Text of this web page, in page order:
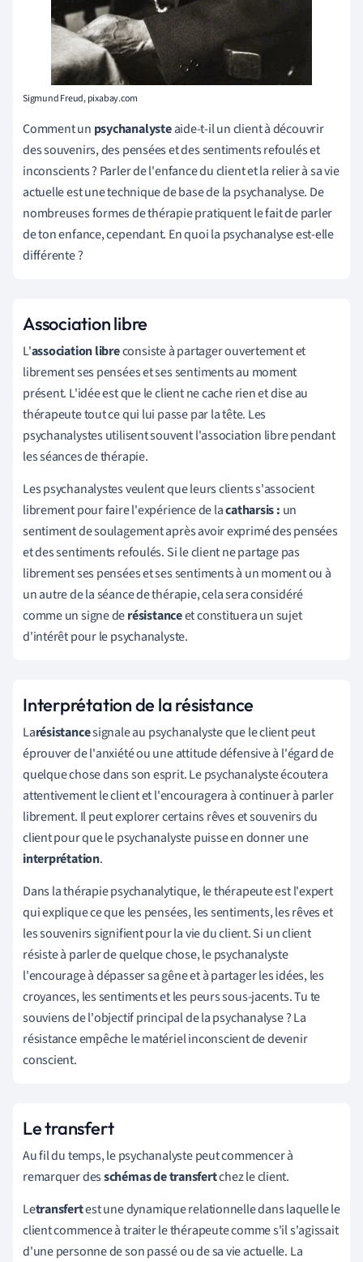
Sigmund Freud, pixabay.com
Comment un psychanalysteaide-t-il un client à découvrir
des souvenirs, des pensées et des sentiments refoulés et
inconscients ? Parler de l'enfance du client et la relier à sa vie
actuelle est une technique de base de la psychanalyse. De
nombreuses formes de thérapie pratiquent le fait de parler
de ton enfance, cependant. En quoi la psychanalyse est-elle
différente ?
Association libre
L'association libreconsiste à partager ouvertement et
librement ses pensées et ses sentiments au moment
présent. L'idée est que le client ne cache rien et dise au
thérapeute tout ce qui lui passe par la tête. Les
psychanalystes utilisent souvent l'association libre pendant
les séances de thérapie.
Les psychanalystes veulent que leurs clients s'associent
librement pour faire l'expérience de lacatharsis : un
sentiment de soulagement après avoir exprimé des pensées
et des sentiments refoulés. Si le client ne partage pas
librement ses pensées et ses sentiments à un moment ou à
un autre de la séance de thérapie, cela sera considéré
comme un signe derésistanceet constituera un sujet
d'intérêt pour le psychanalyste.
Interprétation de la résistance
Larésistancesignale au psychanalyste que le client peut
éprouver de l'anxiété ou une attitude défensive à l'égard de
quelque chose dans son esprit. Le psychanalyste écoutera
attentivement le client et l'encouragera à continuer à parler
librement. Il peut explorer certains rêves et souvenirs du
client pour que le psychanalyste puisse en donner une
interprétation.
Dans la thérapie psychanalytique, le thérapeute est l'expert
qui explique ce que les pensées, les sentiments, les rêves et
les souvenirs signifient pour la vie du client. Si un client
résiste à parler de quelque chose, le psychanalyste
l'encourage à dépasser sa gêne et à partager les idées, les
croyances, les sentiments et les peurs sous-jacents. Tu te
souviens de l'objectif principal de la psychanalyse ? La
résistance empêche le matériel inconscient de devenir
conscient.
Le transfert
Au fil du temps, le psychanalyste peut commencer à
remarquer desschémas de transfertchez le client.
Letransfertest une dynamique relationnelle dans laquelle le
client commence à traiter le thérapeute comme s'il s'agissait
d'une personne de son passé ou de sa vie actuelle. La